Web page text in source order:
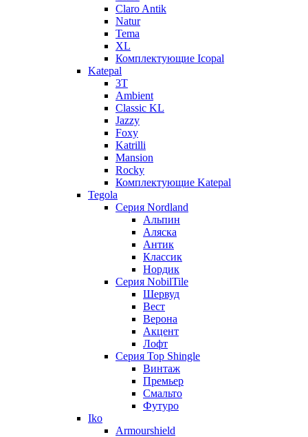
Claro Antik
Natur
Tema
XL
Комплектующие Icopal
Katepal
3T
Ambient
Classic KL
Jazzy
Foxy
Katrilli
Mansion
Rocky
Комплектующие Katepal
Tegola
Серия Nordland
Альпин
Аляска
Антик
Классик
Нордик
Серия NobilTile
Шервуд
Вест
Верона
Акцент
Лофт
Серия Top Shingle
Винтаж
Премьер
Смальто
Футуро
Iko
Armourshield